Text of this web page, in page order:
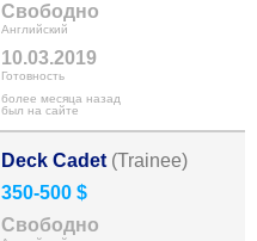
Свободно
Английский
10.03.2019
Готовность
более месяца назад
был на сайте
Deck Cadet (Trainee)
350-500 $
Свободно